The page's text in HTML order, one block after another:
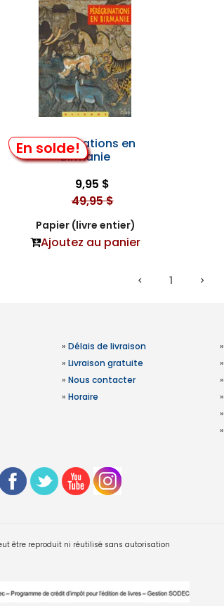
En solde!
Pérégrinations en
Birmanie
9,95 $
49,95 $
Papier (livre entier)
Ajoutez au panier
1
» Délais de livraison
» Livraison gratuite
» Nous contacter
» Horaire
»
»
»
»
»
»
être reproduit ni réutilisé sans autorisation